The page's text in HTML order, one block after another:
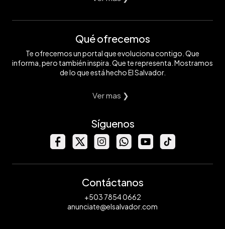
Qué ofrecemos
Te ofrecemos un portal que evoluciona contigo. Que
informa, pero también inspira. Que te representa. Mostramos
de lo que está hecho El Salvador.
Ver mas ❯
Síguenos
Contáctanos
+503 7854 0662
anunciate@elsalvador.com